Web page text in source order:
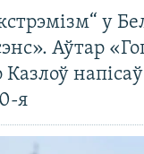
у
Аўтар
Казлоў
я